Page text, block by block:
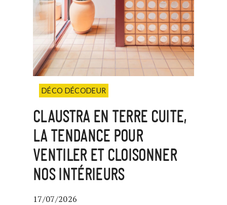
DÉCO DÉCODEUR
CLAUSTRA EN TERRE CUITE,
LA TENDANCE POUR
VENTILER ET CLOISONNER
NOS INTÉRIEURS
17/07/2026